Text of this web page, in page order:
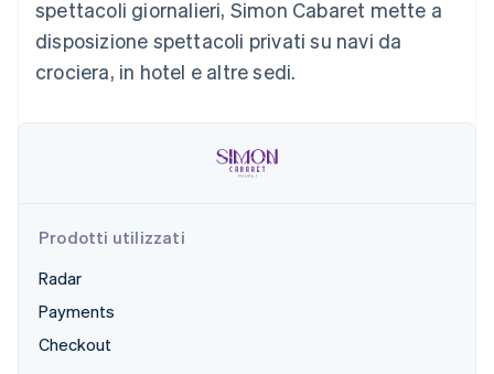
ottimizzata
Pagamento
accelerato
Conti finanziari
Altro
Scopri cosa ti aspetta
Radar
Prevenzione delle frodi
Gaming
tempo libero
Assicurazione
Organizzazioni non
Servizi professionali
Risorse
Esempi di codice
Blog per sviluppatori
Stato dell'API
Contattaci
Diventa nostro partner
spettacoli giornalieri, Simon Cabaret mette a
disposizione spettacoli privati su navi da
crociera, in hotel e altre sedi.
Prodotti utilizzati
Radar
Payments
Checkout